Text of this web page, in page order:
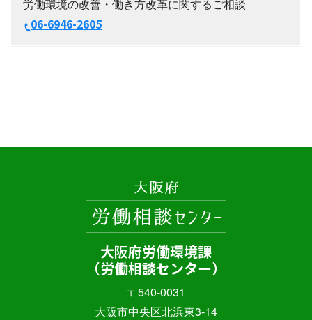
労働環境の改善・働き方改革に関するご相談
06-6946-2605
大阪府労働環境課
（労働相談センター）
〒540-0031
大阪市中央区北浜東3-14